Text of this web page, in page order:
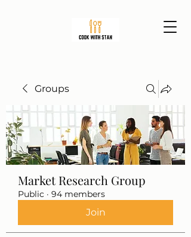
Groups
Market Research Group
Public · 94 members
Join